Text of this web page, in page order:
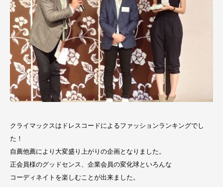
クライマックスはドレスコードによるファッションランキングでし
た！
自薦他薦により大変盛り上がりの企画となりました。
正会員様のグッドセンス、企業会員の変化球といろんな
コーディネイトを楽しむことが出来ました。